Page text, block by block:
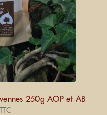
250g AOP et AB
TTC